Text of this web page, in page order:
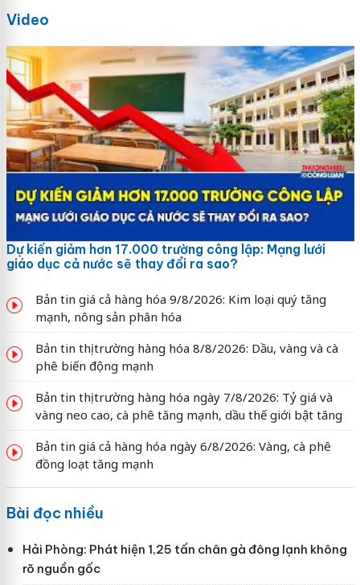
Video
Dự kiến giảm hơn 17.000 trường công lập: Mạng lưới
giáo dục cả nước sẽ thay đổi ra sao?
Bản tin giá cả hàng hóa 9/8/2026: Kim loại quý tăng
mạnh, nông sản phân hóa
Bản tin thị trường hàng hóa 8/8/2026: Dầu, vàng và cà
phê biến động mạnh
Bản tin thị trường hàng hóa ngày 7/8/2026: Tỷ giá và
vàng neo cao, cà phê tăng mạnh, dầu thế giới bật tăng
Bản tin giá cả hàng hóa ngày 6/8/2026: Vàng, cà phê
đồng loạt tăng mạnh
Bài đọc nhiều
Hải Phòng: Phát hiện 1,25 tấn chân gà đông lạnh không
rõ nguồn gốc